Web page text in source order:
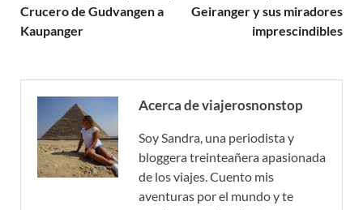
Crucero de Gudvangen a
Kaupanger
Geiranger y sus miradores
imprescindibles
Acerca de viajerosnonstop
Soy Sandra, una periodista y
bloggera treinteañera apasionada
de los viajes. Cuento mis
aventuras por el mundo y te